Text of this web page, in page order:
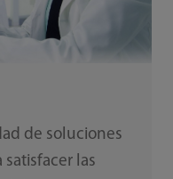
de soluciones
las